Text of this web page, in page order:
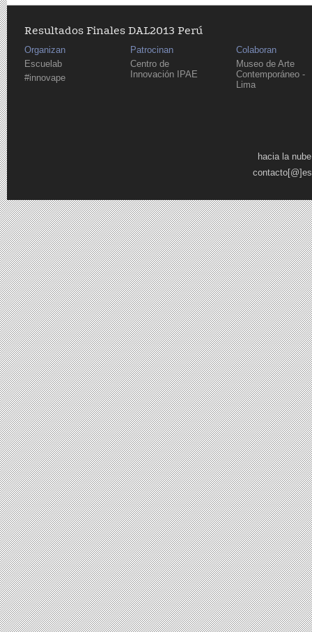
Resultados Finales DAL2013 Perú
Organizan
Escuelab
#innovape
Patrocinan
Centro de
Innovación IPAE
Colaboran
Museo de Arte
Contemporáneo -
Lima
hacia la